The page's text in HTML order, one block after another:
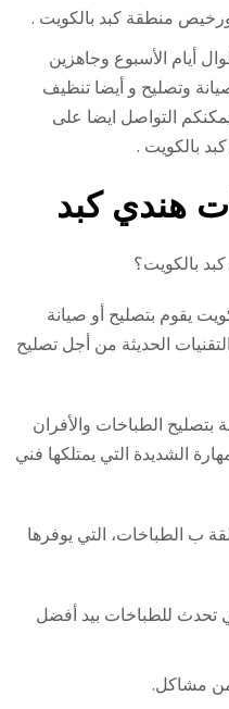
منطقة كبد بالكويت .
أيام الأسبوع وجاهزين
وتصليح و أيضا تنظيف
التواصل ايضا على
بالكويت .
هندي كبد
بالكويت؟
يقوم بتصليح أو صيانة
الحديثة من أجل تصليح
بتصليح الطباخات والأفران
الشديدة التي يمتلكها فني
ب الطباخات، التي يوفرها
تحدث للطباخات بيد أفضل
من مشاكل.